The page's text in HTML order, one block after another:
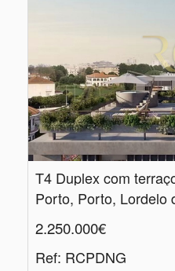
T4 Duplex com
Porto, Porto, Lordelo
2.250.000€
Ref: RCPDNG